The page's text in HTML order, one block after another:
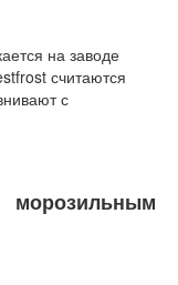
на заводе
считаются
с
морозильным